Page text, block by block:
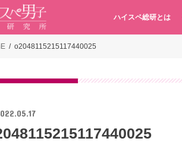
ハイスペ総研とは
o2048115215117440025